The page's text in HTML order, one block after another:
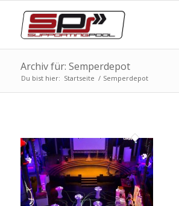
Archiv für: Semperdepot
Du bist hier: Startseite / Semperdepot